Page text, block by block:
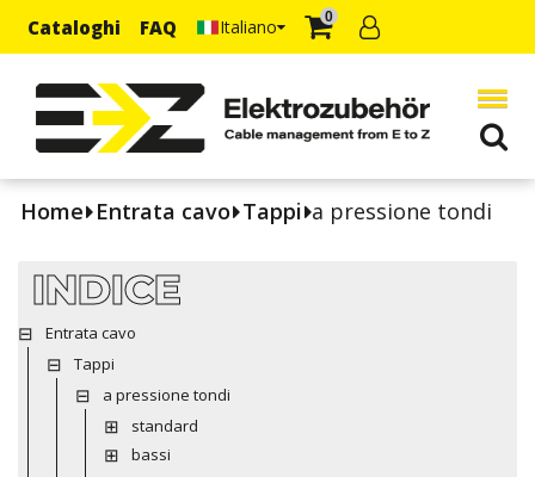
Cataloghi FAQ Italiano 0
Home Entrata cavo Tappi a pressione tondi
INDICE
Entrata cavo
Tappi
a pressione tondi
standard
bassi